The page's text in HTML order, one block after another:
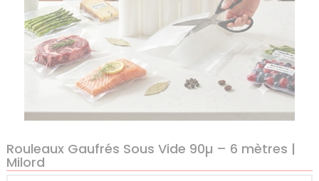
Rouleaux Gaufrés Sous Vide 90µ – 6 mètres |
Milord